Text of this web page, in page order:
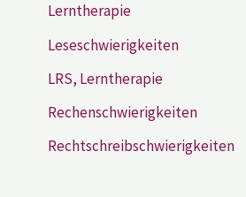
Lerntherapie
Leseschwierigkeiten
LRS, Lerntherapie
Rechenschwierigkeiten
Rechtschreibschwierigkeiten